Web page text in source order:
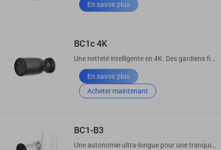
En savoir plus
BC1c 4K
Une netteté intelligente en 4K. Des gardiens fiables avec plus.
En savoir plus
Acheter maintenant
BC1-B3
Une autonomie ultra-longue pour une tranquillité d’esprit tout au long de l’année.